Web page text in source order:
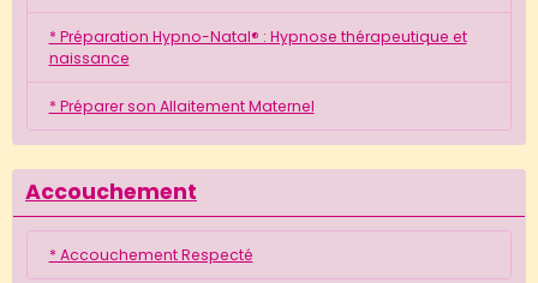
* Préparation Hypno-Natal® : Hypnose thérapeutique et
naissance
* Préparer son Allaitement Maternel
Accouchement
* Accouchement Respecté